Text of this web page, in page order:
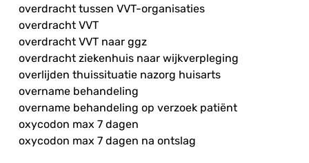
overdracht tussen VVT-organisaties
overdracht VVT
overdracht VVT naar ggz
overdracht ziekenhuis naar wijkverpleging
overlijden thuissituatie nazorg huisarts
overname behandeling
overname behandeling op verzoek patiënt
oxycodon max 7 dagen
oxycodon max 7 dagen na ontslag